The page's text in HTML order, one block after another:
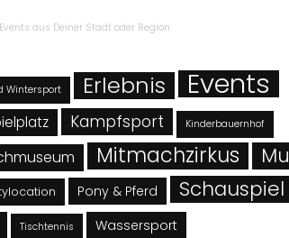
aus Deiner Stadt oder Region.
Wintersport Erlebnis Events
Kampfsport Kinderbauernhof
Mitmachzirkus
Pony & Pferd Schauspiel
Tischtennis Wassersport